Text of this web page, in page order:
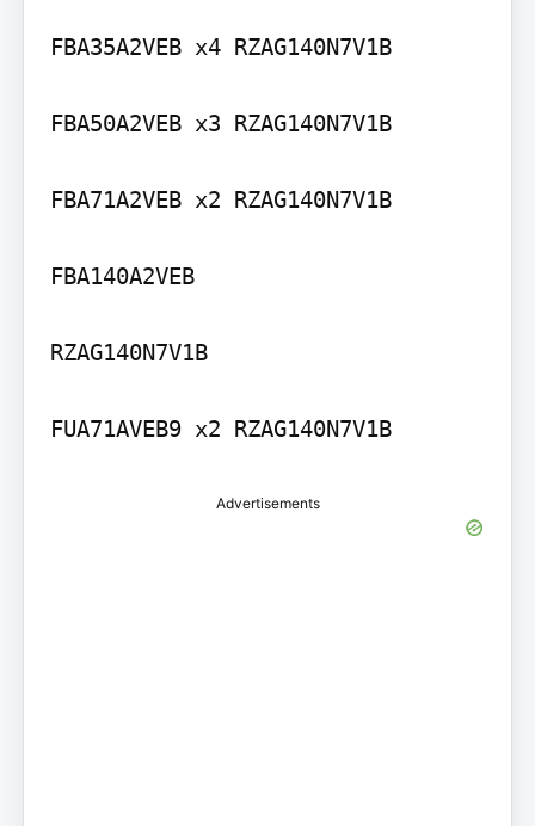
FBA35A2VEB x4 RZAG140N7V1B
FBA50A2VEB x3 RZAG140N7V1B
FBA71A2VEB x2 RZAG140N7V1B
FBA140A2VEB
RZAG140N7V1B
FUA71AVEB9 x2 RZAG140N7V1B
Advertisements